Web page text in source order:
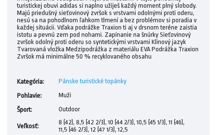
turistickej obuvi adidas si naplno užiješ každý moment plný slobody.
Majú priedušný sieťovinový zvršok s vrstvami odolnými proti oderu,
nesú sa na pohodlnom ľahkom tlmení a bez problémov si poradia v
každej situácii. Vďaka podrážke Traxion ti aj v drsnom teréne zaistia
istotu a pevnú zem pod nohami. Zapínanie na šnúrky Sieťovinový
zvršok odolný proti oderu so syntetickými vrstvami Klinový jazyk
Tvarovaná vložka Medzipodrážka z materiálu EVA Podrážka Traxion
Zvršok má minimálne 50 % recyklovaného obsahu
Kategória:
Pánske turistické topánky
Pohlavie:
Muži
Šport: Outdoor
Veľkosť:
8 (42), 8,5 (42 2/3), 10 (44 2/3), 10,5 (45 1/3), 11 (46),
11,5 (46 2/3), 12 (47 1/3), 12,5